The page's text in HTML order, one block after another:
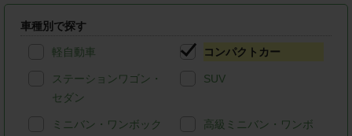
車種別で探す
軽自動車 コンパクトカー
ステーションワゴン・
セダン
SUV
ミニバン・ワンボック
高級ミニバン・ワンボ